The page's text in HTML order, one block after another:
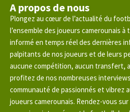
A propos de nous
Plongez au cœur de l’actualité du
l’ensemble des joueurs camerounais
informé en temps réel des dernières
palpitants de nos joueurs et de leurs
aucune compétition, aucun transfert,
profitez de nos nombreuses
communauté de passionnés et vibrez
joueurs camerounais. Rendez-vous